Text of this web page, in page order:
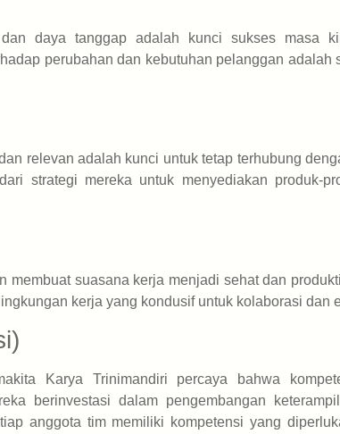
daya tanggap adalah kunci sukses masa
perubahan dan kebutuhan pelanggan adalah
relevan adalah kunci untuk tetap terhubung
strategi mereka untuk menyediakan produk-
membuat suasana kerja menjadi sehat dan
kerja yang kondusif untuk kolaborasi dan
Karya Trinimandiri percaya bahwa
berinvestasi dalam pengembangan
anggota tim memiliki kompetensi yang